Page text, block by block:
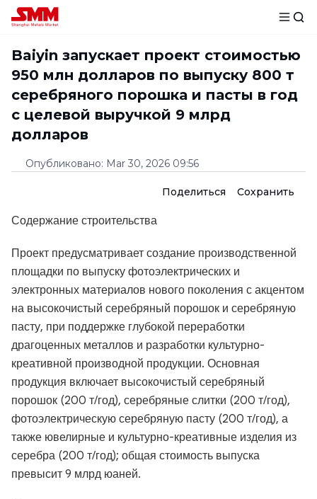
Baiyin запускает проект стоимостью
950 млн долларов по выпуску 800 т
серебряного порошка и пасты в год
с целевой выручкой 9 млрд
долларов
Опубликовано: Mar 30, 2026 09:56
Поделиться Сохранить
Содержание строительства
Проект предусматривает создание производственной
площадки по выпуску фотоэлектрических и
электронных материалов нового поколения с акцентом
на высокочистый серебряный порошок и серебряную
пасту, при поддержке глубокой переработки
драгоценных металлов и разработки культурно-
креативной производной продукции. Основная
продукция включает высокочистый серебряный
порошок (200 т/год), серебряные слитки (200 т/год),
фотоэлектрическую серебряную пасту (200 т/год), а
также ювелирные и культурно-креативные изделия из
серебра (200 т/год); общая стоимость выпуска
превысит 9 млрд юаней.